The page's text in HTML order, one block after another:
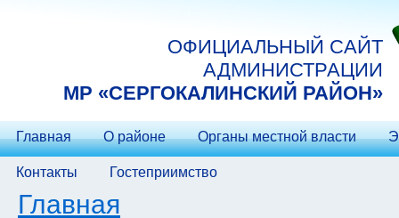
ОФИЦИАЛЬНЫЙ САЙТ
АДМИНИСТРАЦИИ
МP «СЕРГОКАЛИНСКИЙ РАЙОН»
Главная О районе Органы местной власти
Контакты Гостеприимство
Вы здесь
Главная